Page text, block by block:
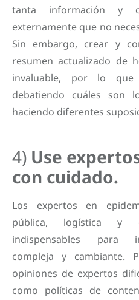
tanta información y
externamente que no
Sin embargo, crear y
resumen actualizado de
invaluable, por lo
debatiendo cuáles son
haciendo diferentes
4) Use
con cuidado.
Los expertos en
pública, logística y
indispensables para
compleja y cambiante.
opiniones de expertos
como políticas de